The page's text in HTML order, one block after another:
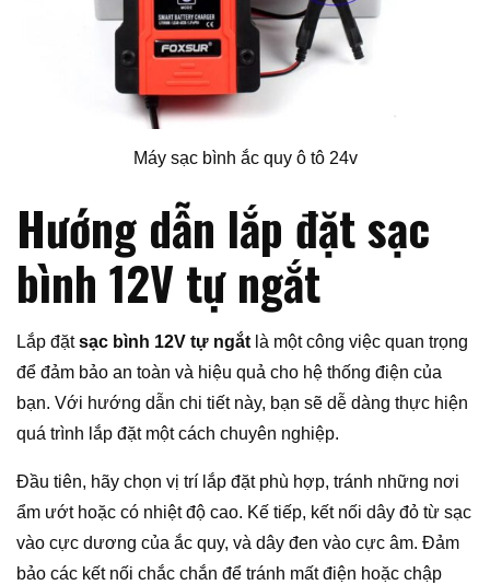
Máy sạc bình ắc quy ô tô 24v
Hướng dẫn lắp đặt sạc
bình 12V tự ngắt
Lắp đặtsạc bình 12V tự ngắt là một công việc quan trọng
để đảm bảo an toàn và hiệu quả cho hệ thống điện của
bạn. Với hướng dẫn chi tiết này, bạn sẽ dễ dàng thực hiện
quá trình lắp đặt một cách chuyên nghiệp.
Đầu tiên, hãy chọn vị trí lắp đặt phù hợp, tránh những nơi
ẩm ướt hoặc có nhiệt độ cao. Kế tiếp, kết nối dây đỏ từ sạc
vào cực dương của ắc quy, và dây đen vào cực âm. Đảm
bảo các kết nối chắc chắn để tránh mất điện hoặc chập